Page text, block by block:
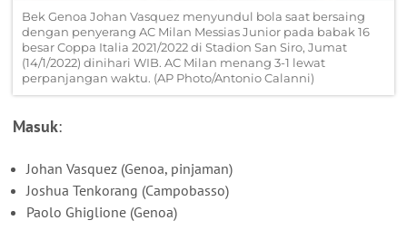
Bek Genoa Johan Vasquez menyundul bola saat bersaing
dengan penyerang AC Milan Messias Junior pada babak 16
besar Coppa Italia 2021/2022 di Stadion San Siro, Jumat
(14/1/2022) dinihari WIB. AC Milan menang 3-1 lewat
perpanjangan waktu. (AP Photo/Antonio Calanni)
Masuk:
Johan Vasquez (Genoa, pinjaman)
Joshua Tenkorang (Campobasso)
Paolo Ghiglione (Genoa)